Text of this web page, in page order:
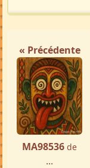
« Précédente
MA98536 de
...